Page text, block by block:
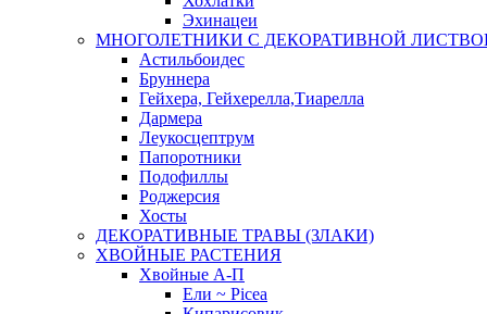
Эхинацеи
МНОГОЛЕТНИКИ С ДЕКОРАТИВНОЙ
Астильбоидес
Бруннера
Гейхера, Гейхерелла,Тиарелла
Дармера
Леукосцептрум
Папоротники
Подофиллы
Роджерсия
Хосты
ДЕКОРАТИВНЫЕ ТРАВЫ (ЗЛАКИ)
ХВОЙНЫЕ РАСТЕНИЯ
Хвойные А-П
Ели ~ Picea